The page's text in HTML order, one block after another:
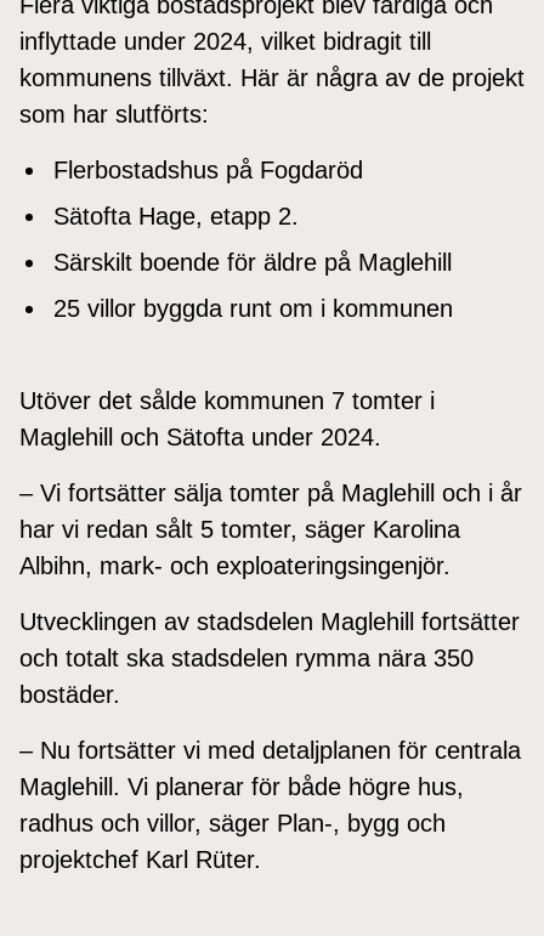
inflyttade under 2024, vilket bidragit till
kommunens tillväxt. Här är några av de projekt
som har slutförts:
Flerbostadshus på Fogdaröd
Sätofta Hage, etapp 2.
Särskilt boende för äldre på Maglehill
25 villor byggda runt om i kommunen
Utöver det sålde kommunen 7 tomter i
Maglehill och Sätofta under 2024.
– Vi fortsätter sälja tomter på Maglehill och i år
har vi redan sålt 5 tomter, säger Karolina
Albihn, mark- och exploateringsingenjör.
Utvecklingen av stadsdelen Maglehill fortsätter
och totalt ska stadsdelen rymma nära 350
bostäder.
– Nu fortsätter vi med detaljplanen för centrala
Maglehill. Vi planerar för både högre hus,
radhus och villor, säger Plan-, bygg och
projektchef Karl Rüter.